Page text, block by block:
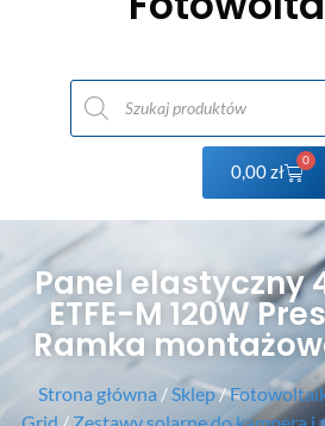
0,00zł
0
Panel elastyczny
ETFE-M 120W
Ramka
Strona główna / Sklep/
Grid / Zestawy solarne do kampera